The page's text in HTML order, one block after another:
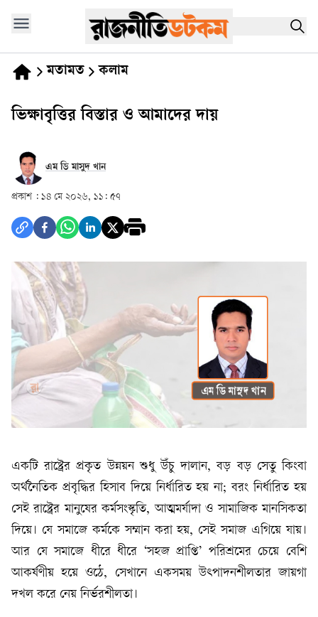
মতামত কলাম
ভিক্ষাবৃত্তির বিস্তার ও আমাদের দায়
এম ডি মাসুদ খান
প্রকাশ : ১৪ মে ২০২৬, ১১: ৫৭
একটি রাষ্ট্রের প্রকৃত উন্নয়ন শুধু উঁচু দালান, বড় বড় সেতু কিংবা
অর্থনৈতিক প্রবৃদ্ধির হিসাব দিয়ে নির্ধারিত হয় না; বরং নির্ধারিত হয়
সেই রাষ্ট্রের মানুষের কর্মসংস্কৃতি, আত্মমর্যাদা ও সামাজিক মানসিকতা
দিয়ে। যে সমাজে কর্মকে সম্মান করা হয়, সেই সমাজ এগিয়ে যায়।
আর যে সমাজে ধীরে ধীরে ‘সহজ প্রাপ্তি’ পরিশ্রমের চেয়ে বেশি
আকর্ষণীয় হয়ে ওঠে, সেখানে একসময় উৎপাদনশীলতার জায়গা
দখল করে নেয় নির্ভরশীলতা।